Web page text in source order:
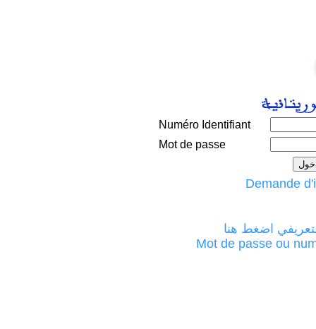
Numéro Identifiant
Mot de passe
اضغط هنا
Mot de passe ou